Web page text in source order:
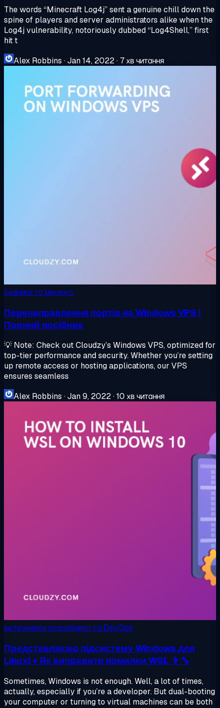
The words “Minecraft Log4j” sent a genuine chill down the
spine of players and server administrators alike when the
Log4j vulnerability, notoriously dubbed “Log4Shell,” first
hit t
Alex Robbins ·Jan 14, 2022· 7 хв читання
Безпека та мережа
Перенаправлення портів на Windows VPS |
Повний посібник
💡 Note: Check out Cloudzy’s Windows VPS, optimized for
top-tier performance and security. Whether you’re setting
up remote access or hosting applications, our VPS
ensures seamless
Alex Robbins ·Jan 9, 2022·10 хв читання
Інструменти розробника та DevOps
Представляємо підсистему Windows для
Linux! + Як виправити помилки WSL 👨‍🔧
Sometimes, Windows is not enough. Well, a lot of times,
actually, especially if you’re a developer. But dual-booting
your computer or turning to virtual machines can be both